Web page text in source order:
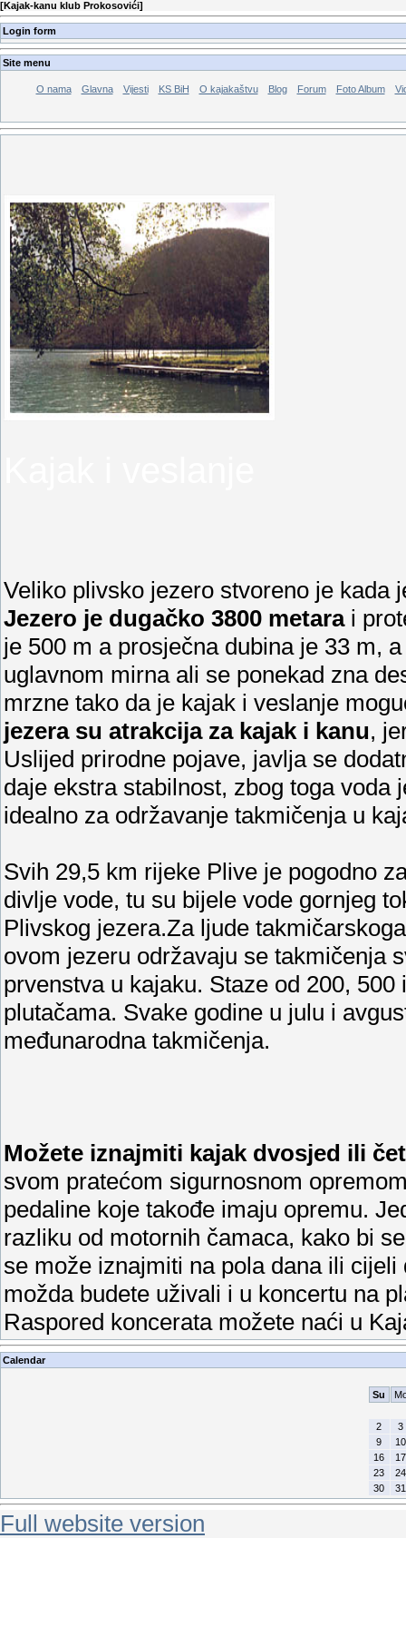
[Kajak-kanu klub Prokosovići]
Login form
Site menu
O nama Glavna Vijesti KS BiH O kajakaštvu Blog Forum Foto Album
Veliko plivsko jezero stvoreno je kada
Jezero je dugačko 3800 metarai
je 500 m a prosječna dubina je 33 m,
uglavnom mirna ali se ponekad zna
mrzne tako da je kajak i veslanje
jezera su atrakcija za kajak i kanu,
Uslijed prirodne pojave, javlja se
daje ekstra stabilnost, zbog toga voda
idealno za održavanje takmičenja u
Svih 29,5 km rijeke Plive je pogodno
divlje vode, tu su bijele vode gornjeg
Plivskog jezera.Za ljude
ovom jezeru održavaju se takmičenja
prvenstva u kajaku. Staze od 200,
plutačama. Svake godine u julu i
međunarodna takmičenja.
Možete iznajmiti kajak dvosjed ili
svom pratećom sigurnosnom
pedaline koje takođe imaju opremu.
razliku od motornih čamaca, kako bi
se može iznajmiti na pola dana ili
možda budete uživali i u koncertu na
Raspored koncerata možete naći u
Calendar
Su
2
3
9
10
16
17
23
24
30
31
Full website version